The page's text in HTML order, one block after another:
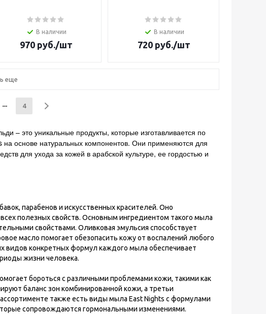
В наличии
970руб./шт
В наличии
720руб./шт
еще
4
– это уникальные продукты, которые изготавливается по
основе натуральных компонентов. Они применяются для
для ухода за кожей в арабской культуре, ее гордостью и
парабенов и искусственных красителей. Оно
полезных свойств. Основным ингредиентом такого мыла
свойствами. Оливковая эмульсия способствует
масло помогает обезопасить кожу от воспалений любого
видов конкретных формул каждого мыла обеспечивает
жизни человека.
бороться с различными проблемами кожи, такими как
баланс зон комбинированной кожи, а третьи
также есть виды мыла East Nights с формулами
сопровождаются гормональными изменениями.